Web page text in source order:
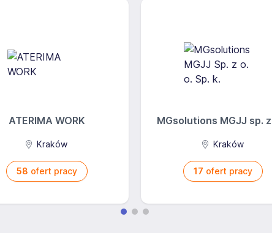
ATERIMA WORK
Kraków
58 ofert pracy
MGsolutions MGJJ sp. z
Kraków
17 ofert pracy